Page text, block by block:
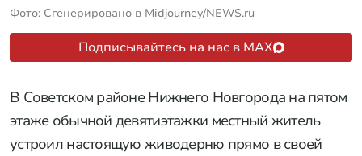
Фото: Сгенерировано в Midjourney/NEWS.ru
Подписывайтесь на нас в MAX
В Советском районе Нижнего Новгорода на пятом
этаже обычной девятиэтажки местный житель
устроил настоящую живодерню прямо в своей